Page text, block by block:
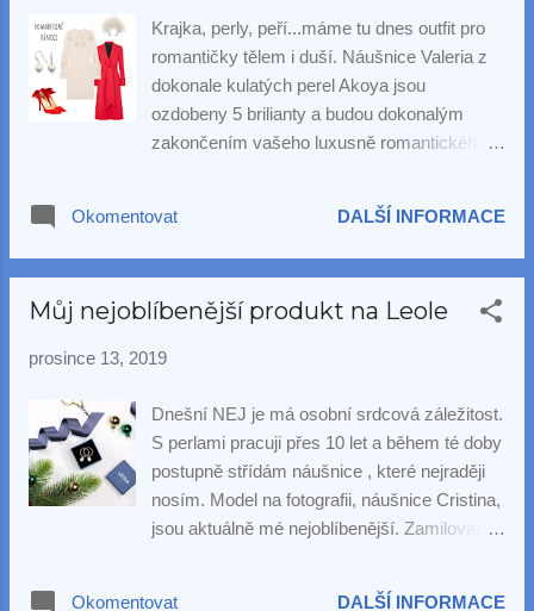
perlou, jejíž výměna není nijak nákladná
záležitost. A když jsme u těch malých dětí,
nějaké lehké zatáhnutí také snesou, což se o
všech modelech nedá říct (dámy budou znát
pod stromeček, a máte možnost si balíček
23.12, ...
Krajka, perly, peří...máme tu dnes outfit pro
romantičky tělem i duší. Náušnice Valeria z
dokonale kulatých perel Akoya jsou
ozdobeny 5 brilianty a budou dokonalým
zakončením vašeho luxusně romantického
Okomentovat DALŠÍ INFORMACE
Můj nejoblíbenější produkt na Leole
prosince 13, 2019
Dnešní NEJ je má osobní srdcová záležitost.
S perlami pracuji přes 10 let a během té doby
postupně střídám náušnice , které nejraději
nosím. Model na fotografii, náušnice Cristina,
jsou aktuálně mé nejoblíbenější. Zamilovala
Okomentovat DALŠÍ INFORMACE